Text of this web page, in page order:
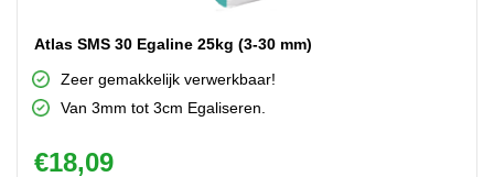
Atlas SMS 30 Egaline 25kg (3-30 mm)
Zeer gemakkelijk verwerkbaar!
Van 3mm tot 3cm Egaliseren.
€18,09